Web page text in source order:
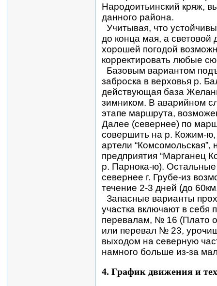
Народоитьинский кряж,
данного района.
Учитывая, что
до конца мая, а световой
хорошей погодой
корректировать любые
Базовым вариантом
заброска в верховья р.
действующая база
зимником. В аварийном
этапе маршрута,
Далее (севернее) по
совершить на р. Кожим-ю,
артели “Комсомольская”,
предприятия “Марганец
р. Парнока-ю).
севернее г. Грубе-из
течение 2-3 дней (до
Запасные варианты
участка включают в
перевалам, № 16 (Плато
или перевал № 23,
выходом на северную
намного больше из-за
4. График движения и